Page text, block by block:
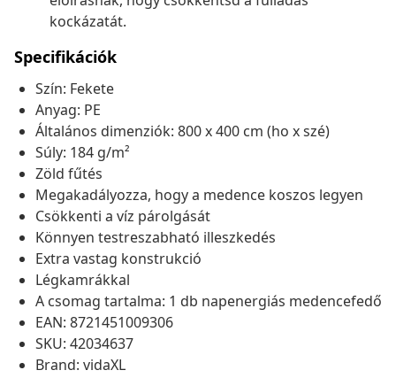
kockázatát.
Specifikációk
Szín: Fekete
Anyag: PE
Általános dimenziók: 800 x 400 cm (ho x szé)
Súly: 184 g/m²
Zöld fűtés
Megakadályozza, hogy a medence koszos legyen
Csökkenti a víz párolgását
Könnyen testreszabható illeszkedés
Extra vastag konstrukció
Légkamrákkal
A csomag tartalma: 1 db napenergiás medencefedő
EAN: 8721451009306
SKU: 42034637
Brand: vidaXL